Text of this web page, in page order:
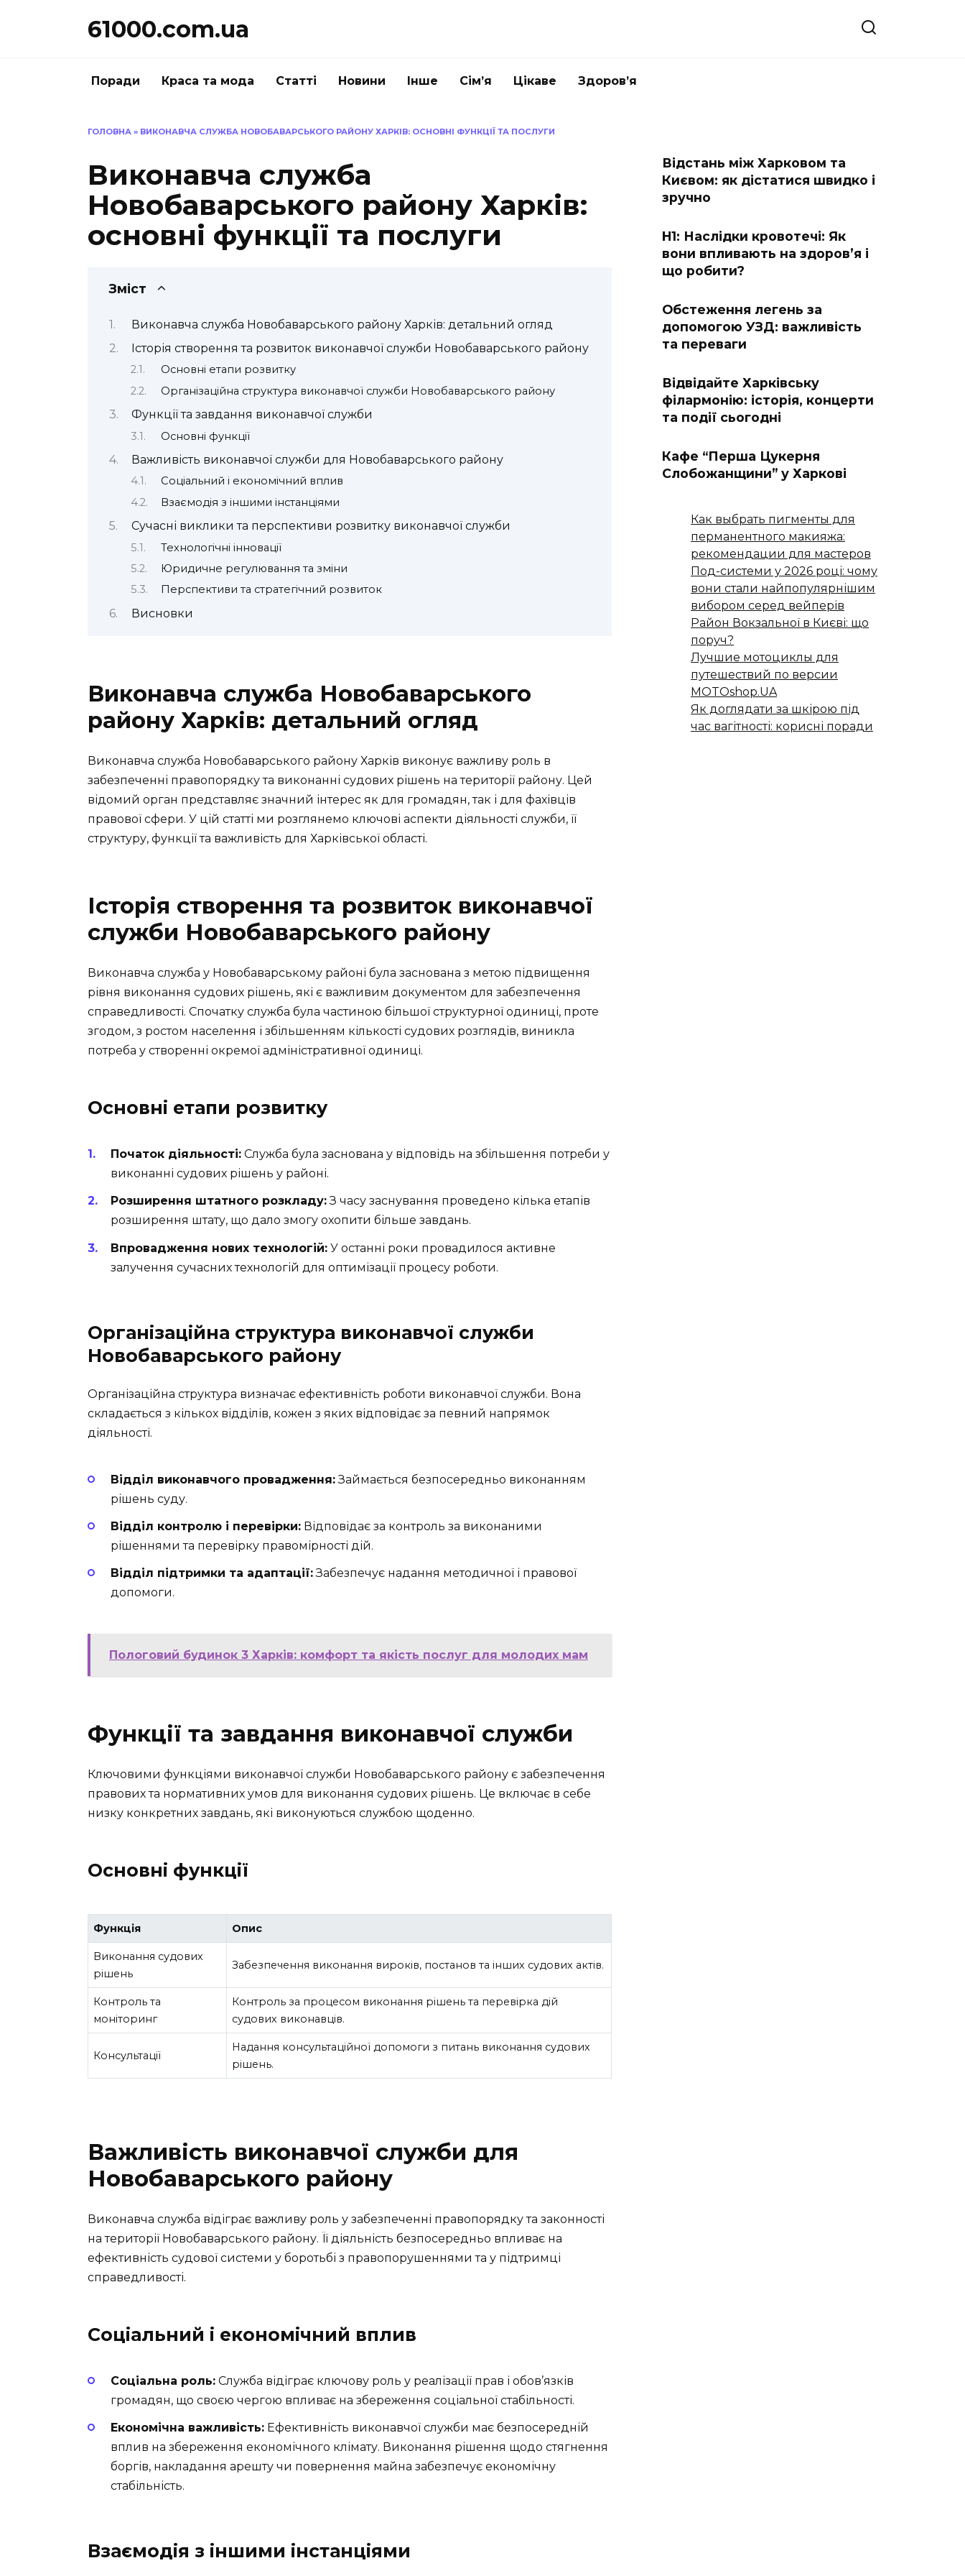
61000.com.ua
Поради Краса та мода Статті Новини Інше Сім’я Цікаве Здоров’я
ГОЛОВНА » ВИКОНАВЧА СЛУЖБА НОВОБАВАРСЬКОГО РАЙОНУ ХАРКІВ: ОСНОВНІ ФУНКЦІЇ ТА ПОСЛУГИ
Виконавча служба
Новобаварського району Харків:
основні функції та послуги
Зміст
Виконавча служба Новобаварського району Харків: детальний огляд
Історія створення та розвиток виконавчої служби Новобаварського району
Основні етапи розвитку
Організаційна структура виконавчої служби Новобаварського району
Функції та завдання виконавчої служби
Основні функції
Важливість виконавчої служби для Новобаварського району
Соціальний і економічний вплив
Взаємодія з іншими інстанціями
Сучасні виклики та перспективи розвитку виконавчої служби
Технологічні інновації
Юридичне регулювання та зміни
Перспективи та стратегічний розвиток
Висновки
Виконавча служба Новобаварського
району Харків: детальний огляд
Виконавча служба Новобаварського району Харків виконує важливу роль в
забезпеченні правопорядку та виконанні судових рішень на території району. Цей
відомий орган представляє значний інтерес як для громадян, так і для фахівців
правової сфери. У цій статті ми розглянемо ключові аспекти діяльності служби, її
структуру, функції та важливість для Харківської області.
Історія створення та розвиток виконавчої
служби Новобаварського району
Виконавча служба у Новобаварському районі була заснована з метою підвищення
рівня виконання судових рішень, які є важливим документом для забезпечення
справедливості. Спочатку служба була частиною більшої структурної одиниці, проте
згодом, з ростом населення і збільшенням кількості судових розглядів, виникла
потреба у створенні окремої адміністративної одиниці.
Основні етапи розвитку
Початок діяльності: Служба була заснована у відповідь на збільшення потреби у
виконанні судових рішень у районі.
Розширення штатного розкладу:З часу заснування проведено кілька етапів
розширення штату, що дало змогу охопити більше завдань.
Впровадження нових технологій: У останні роки провадилося активне
залучення сучасних технологій для оптимізації процесу роботи.
Організаційна структура виконавчої служби
Новобаварського району
Організаційна структура визначає ефективність роботи виконавчої служби. Вона
складається з кількох відділів, кожен з яких відповідає за певний напрямок
діяльності.
Відділ виконавчого провадження:Займається безпосередньо виконанням
рішень суду.
Відділ контролю і перевірки: Відповідає за контроль за виконаними
рішеннями та перевірку правомірності дій.
Відділ підтримки та адаптації:Забезпечує надання методичної і правової
допомоги.
Пологовий будинок 3 Харків: комфорт та якість послуг для молодих мам
Функції та завдання виконавчої служби
Ключовими функціями виконавчої служби Новобаварського району є забезпечення
правових та нормативних умов для виконання судових рішень. Це включає в себе
низку конкретних завдань, які виконуються службою щоденно.
Основні функції
Функція Опис
Виконання судових
рішень
Забезпечення виконання вироків, постанов та інших судових актів.
Контроль та
моніторинг
Контроль за процесом виконання рішень та перевірка дій
судових виконавців.
Консультації
Надання консультаційної допомоги з питань виконання судових
рішень.
Важливість виконавчої служби для
Новобаварського району
Виконавча служба відіграє важливу роль у забезпеченні правопорядку та законності
на території Новобаварського району. Її діяльність безпосередньо впливає на
ефективність судової системи у боротьбі з правопорушеннями та у підтримці
справедливості.
Соціальний і економічний вплив
Соціальна роль: Служба відіграє ключову роль у реалізації прав і обов’язків
громадян, що своєю чергою впливає на збереження соціальної стабільності.
Економічна важливість: Ефективність виконавчої служби має безпосередній
вплив на збереження економічного клімату. Виконання рішення щодо стягнення
боргів, накладання арешту чи повернення майна забезпечує економічну
стабільність.
Взаємодія з іншими інстанціями
Відстань між Харковом та
Києвом: як дістатися швидко і
зручно
H1: Наслідки кровотечі: Як
вони впливають на здоров’я і
що робити?
Обстеження легень за
допомогою УЗД: важливість
та переваги
Відвідайте Харківську
філармонію: історія, концерти
та події сьогодні
Кафе “Перша Цукерня
Слобожанщини” у Харкові
Как выбрать пигменты для
перманентного макияжа:
рекомендации для мастеров
Под-системи у 2026 році: чому
вони стали найпопулярнішим
вибором серед вейперів
Район Вокзальної в Києві: що
поруч?
Лучшие мотоциклы для
путешествий по версии
MOTOshop.UA
Як доглядати за шкірою під
час вагітності: корисні поради